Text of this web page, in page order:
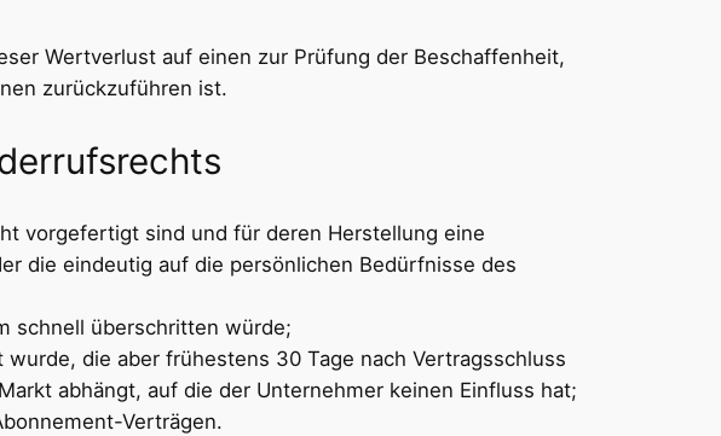
Wertverlust auf einen zur Prüfung der Beschaffenheit,
zurückzuführen ist.
vorgefertigt sind und für deren Herstellung eine
die eindeutig auf die persönlichen Bedürfnisse des
schnell überschritten würde;
die aber frühestens 30 Tage nach Vertragsschluss
abhängt, auf die der Unternehmer keinen Einfluss hat;
Verträgen.